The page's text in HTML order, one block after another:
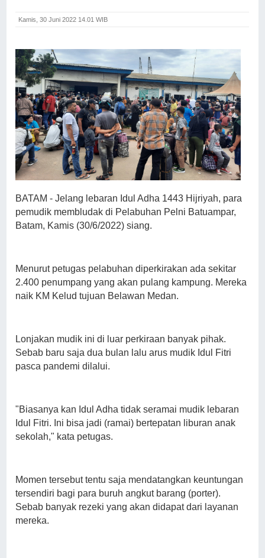
Kamis, 30 Juni 2022 14.01 WIB
BATAM - Jelang lebaran Idul Adha 1443 Hijriyah, para
pemudik membludak di Pelabuhan Pelni Batuampar,
Batam, Kamis (30/6/2022) siang.
Menurut petugas pelabuhan diperkirakan ada sekitar
2.400 penumpang yang akan pulang kampung. Mereka
naik KM Kelud tujuan Belawan Medan.
Lonjakan mudik ini di luar perkiraan banyak pihak.
Sebab baru saja dua bulan lalu arus mudik Idul Fitri
pasca pandemi dilalui.
"Biasanya kan Idul Adha tidak seramai mudik lebaran
Idul Fitri. Ini bisa jadi (ramai) bertepatan liburan anak
sekolah," kata petugas.
Momen tersebut tentu saja mendatangkan keuntungan
tersendiri bagi para buruh angkut barang (porter).
Sebab banyak rezeki yang akan didapat dari layanan
mereka.